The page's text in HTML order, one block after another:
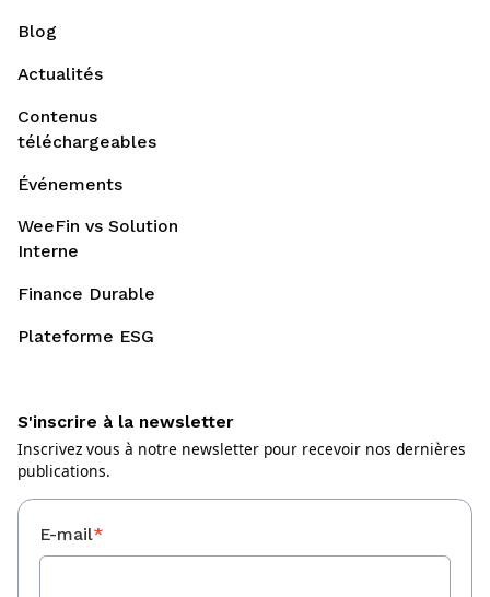
Blog
Actualités
Contenus
téléchargeables
Événements
WeeFin vs Solution
Interne
Finance Durable
Plateforme ESG
S'inscrire à la newsletter
Inscrivez vous à notre newsletter pour recevoir nos dernières
publications.
E-mail*